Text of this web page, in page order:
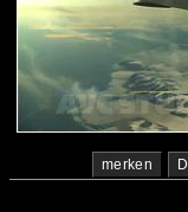
merken